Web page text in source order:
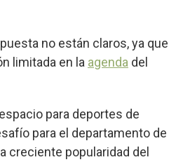
no están claros, ya que
limitada en la agenda del
para deportes de
para el departamento de
creciente popularidad del